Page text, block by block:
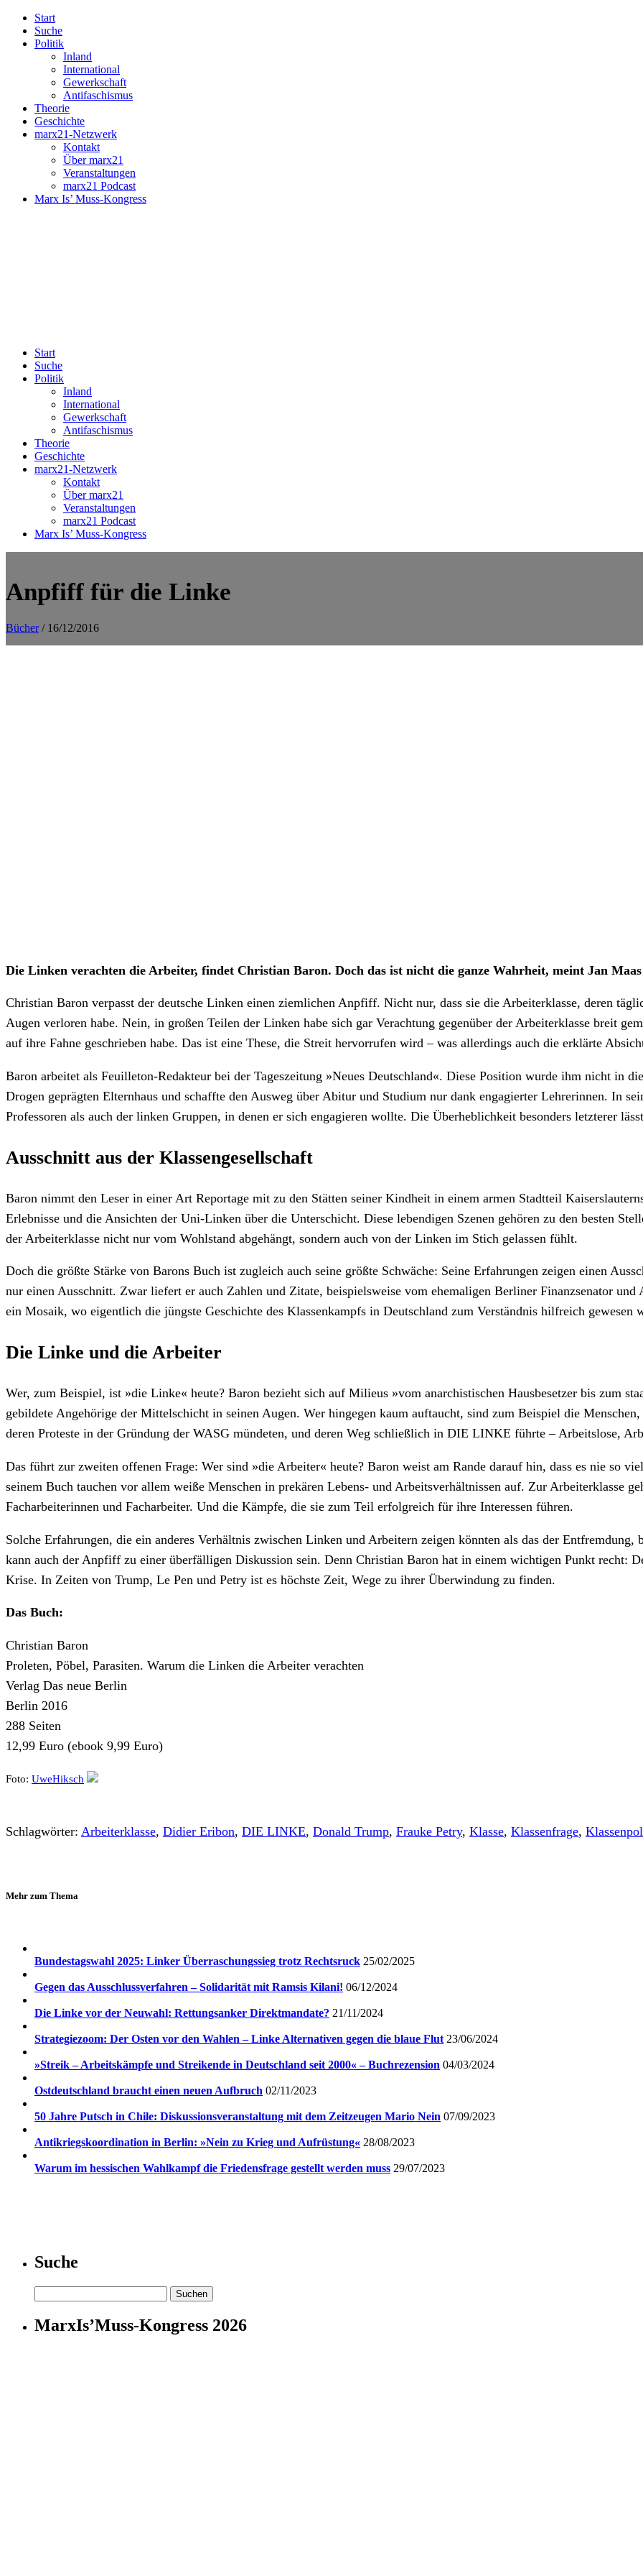
Start
Suche
Politik
Inland
International
Gewerkschaft
Antifaschismus
Theorie
Geschichte
marx21-Netzwerk
Kontakt
Über marx21
Veranstaltungen
marx21 Podcast
Marx Is’ Muss-Kongress
Start
Suche
Politik
Inland
International
Gewerkschaft
Antifaschismus
Theorie
Geschichte
marx21-Netzwerk
Kontakt
Über marx21
Veranstaltungen
marx21 Podcast
Marx Is’ Muss-Kongress
Anpfiff für die Linke
Bücher/ 16/12/2016
Die Linken verachten die Arbeiter, findet Christian Baron. Doch das ist nicht die ganze Wahrheit, meint Jan Maas
Christian Baron verpasst der deutsche Linken einen ziemlichen Anpfiff. Nicht nur, dass sie die Arbeiterklasse, deren
Augen verloren habe. Nein, in großen Teilen der Linken habe sich gar Verachtung gegenüber der Arbeiterklasse breit
auf ihre Fahne geschrieben habe. Das ist eine These, die Streit hervorrufen wird – was allerdings auch die erklärte
Baron arbeitet als Feuilleton-Redakteur bei der Tageszeitung »Neues Deutschland«. Diese Position wurde ihm nicht in
Drogen geprägten Elternhaus und schaffte den Ausweg über Abitur und Studium nur dank engagierter Lehrerinnen. In
Professoren als auch der linken Gruppen, in denen er sich engagieren wollte. Die Überheblichkeit besonders letzterer
Ausschnitt aus der Klassengesellschaft
Baron nimmt den Leser in einer Art Reportage mit zu den Stätten seiner Kindheit in einem armen Stadtteil
Erlebnisse und die Ansichten der Uni-Linken über die Unterschicht. Diese lebendigen Szenen gehören zu den besten
der Arbeiterklasse nicht nur vom Wohlstand abgehängt, sondern auch von der Linken im Stich gelassen fühlt.
Doch die größte Stärke von Barons Buch ist zugleich auch seine größte Schwäche: Seine Erfahrungen zeigen einen
nur einen Ausschnitt. Zwar liefert er auch Zahlen und Zitate, beispielsweise vom ehemaligen Berliner Finanzsenator
ein Mosaik, wo eigentlich die jüngste Geschichte des Klassenkampfs in Deutschland zum Verständnis hilfreich gewesen
Die Linke und die Arbeiter
Wer, zum Beispiel, ist »die Linke« heute? Baron bezieht sich auf Milieus »vom anarchistischen Hausbesetzer bis zum
gebildete Angehörige der Mittelschicht in seinen Augen. Wer hingegen kaum auftaucht, sind zum Beispiel die
deren Proteste in der Gründung der WASG mündeten, und deren Weg schließlich in DIE LINKE führte – Arbeitslose,
Das führt zur zweiten offenen Frage: Wer sind »die Arbeiter« heute? Baron weist am Rande darauf hin, dass es nie so
seinem Buch tauchen vor allem weiße Menschen in prekären Lebens- und Arbeitsverhältnissen auf. Zur Arbeiterklasse
Facharbeiterinnen und Facharbeiter. Und die Kämpfe, die sie zum Teil erfolgreich für ihre Interessen führen.
Solche Erfahrungen, die ein anderes Verhältnis zwischen Linken und Arbeitern zeigen könnten als das der
kann auch der Anpfiff zu einer überfälligen Diskussion sein. Denn Christian Baron hat in einem wichtigen Punkt recht:
Krise. In Zeiten von Trump, Le Pen und Petry ist es höchste Zeit, Wege zu ihrer Überwindung zu finden.
Das Buch:
Christian Baron
Proleten, Pöbel, Parasiten. Warum die Linken die Arbeiter verachten
Verlag Das neue Berlin
Berlin 2016
288 Seiten
12,99 Euro (ebook 9,99 Euro)
Foto: UweHiksch
Schlagwörter: Arbeiterklasse, Didier Eribon, DIE LINKE, Donald Trump, Frauke Petry, Klasse, Klassenfrage,
Mehr zum Thema
Bundestagswahl 2025: Linker Überraschungssieg trotz Rechtsruck 25/02/2025
Gegen das Ausschlussverfahren – Solidarität mit Ramsis Kilani! 06/12/2024
Die Linke vor der Neuwahl: Rettungsanker Direktmandate? 21/11/2024
Strategiezoom: Der Osten vor den Wahlen – Linke Alternativen gegen die blaue Flut 23/06/2024
»Streik – Arbeitskämpfe und Streikende in Deutschland seit 2000« – Buchrezension 04/03/2024
Ostdeutschland braucht einen neuen Aufbruch 02/11/2023
50 Jahre Putsch in Chile: Diskussionsveranstaltung mit dem Zeitzeugen Mario Nein 07/09/2023
Antikriegskoordination in Berlin: »Nein zu Krieg und Aufrüstung« 28/08/2023
Warum im hessischen Wahlkampf die Friedensfrage gestellt werden muss 29/07/2023
Suche
nach:
MarxIs’Muss-Kongress 2026